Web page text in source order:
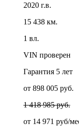
2020 г.в.
15 438 км.
1 вл.
VIN проверен
Гарантия 5 лет
от 898 005 руб.
1 418 985 руб.
от 14 971 руб/